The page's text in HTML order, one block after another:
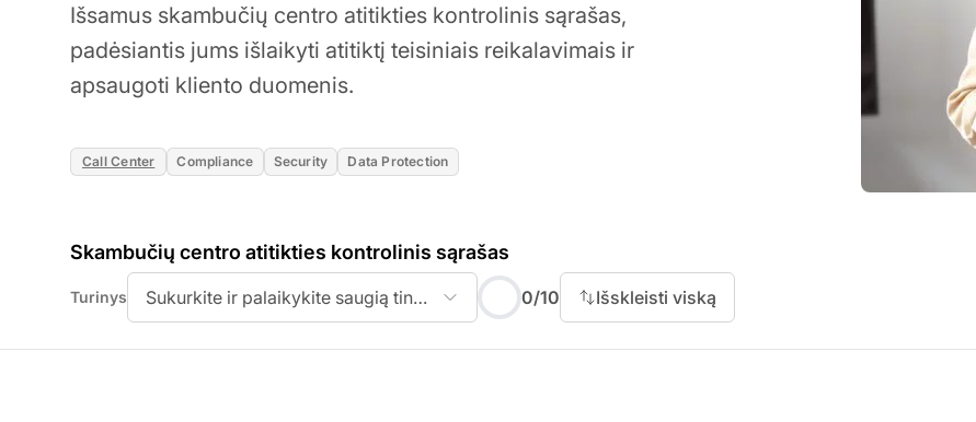
Išsamus skambučių centro atitikties kontrolinis sąrašas,
padėsiantis jums išlaikyti atitiktį teisiniais reikalavimais ir
apsaugoti kliento duomenis.
Call Center Compliance Security Data Protection
Skambučių centro atitikties kontrolinis sąrašas
Turinys Sukurkite ir palaikykite saugią tinklo infrastruktūrą
0/10 Išskleisti viską